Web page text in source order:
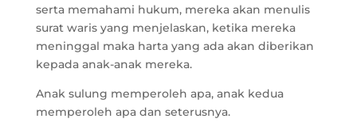
serta memahami hukum, mereka akan menulis
surat waris yang menjelaskan, ketika mereka
meninggal maka harta yang ada akan diberikan
kepada anak-anak mereka.
Anak sulung memperoleh apa, anak kedua
memperoleh apa dan seterusnya.